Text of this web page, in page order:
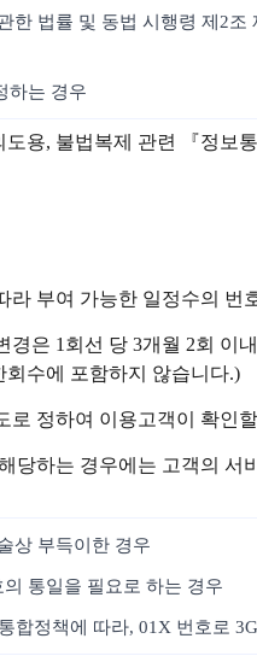
한 법률 및 동법 시행령 제2
하는 경우
용, 불법복제 관련 『정보
부여 가능한 일정수의 번
은 1회선 당 3개월 2회 이
수에 포함하지 않습니다.)
정하여 이용고객이 확인
하는 경우에는 고객의 서
상 부득이한 경우
통일을 필요로 하는 경우
합정책에 따라, 01X 번호로